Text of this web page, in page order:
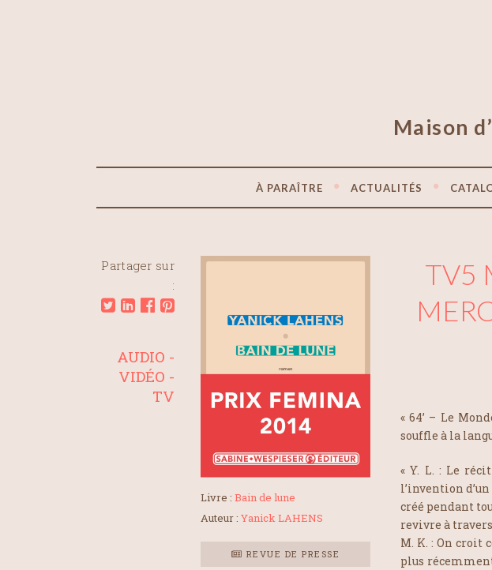
Maison
À PARAÎTRE ACTUALITÉS
Partager sur
:
Livre : Bain de lune
Auteur : Yanick LAHENS
REVUE DE PRESSE
TV5
« 64’ – Le
souffle à la
« Y. L. : Le
l’invention
créé pendant
revivre à travers
M. K. : On croit
plus
AUDIO -
VIDÉO -
TV